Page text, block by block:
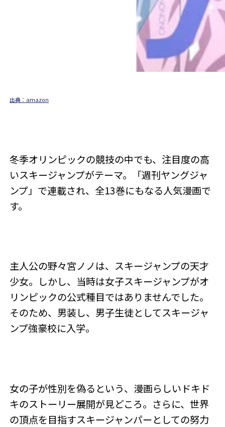
出典：amazon
冬季オリンピックの競技の中でも、注目度の高
いスキージャンプがテーマ。「週刊ヤングジャ
ンプ」で連載され、全13巻にもなる人気漫画で
す。
主人公の野々宮ノノは、スキージャンプの天才
少女。しかし、当時は女子スキージャンプがオ
リンピックの公式種目ではありませんでした。
そのため、男装し、男子生徒としてスキージャ
ンプ強豪校に入学。
女の子が性別を偽るという、漫画らしいドキド
キのストーリー展開が見どころ。さらに、世界
の頂点を目指すスキージャンパーとしての努力